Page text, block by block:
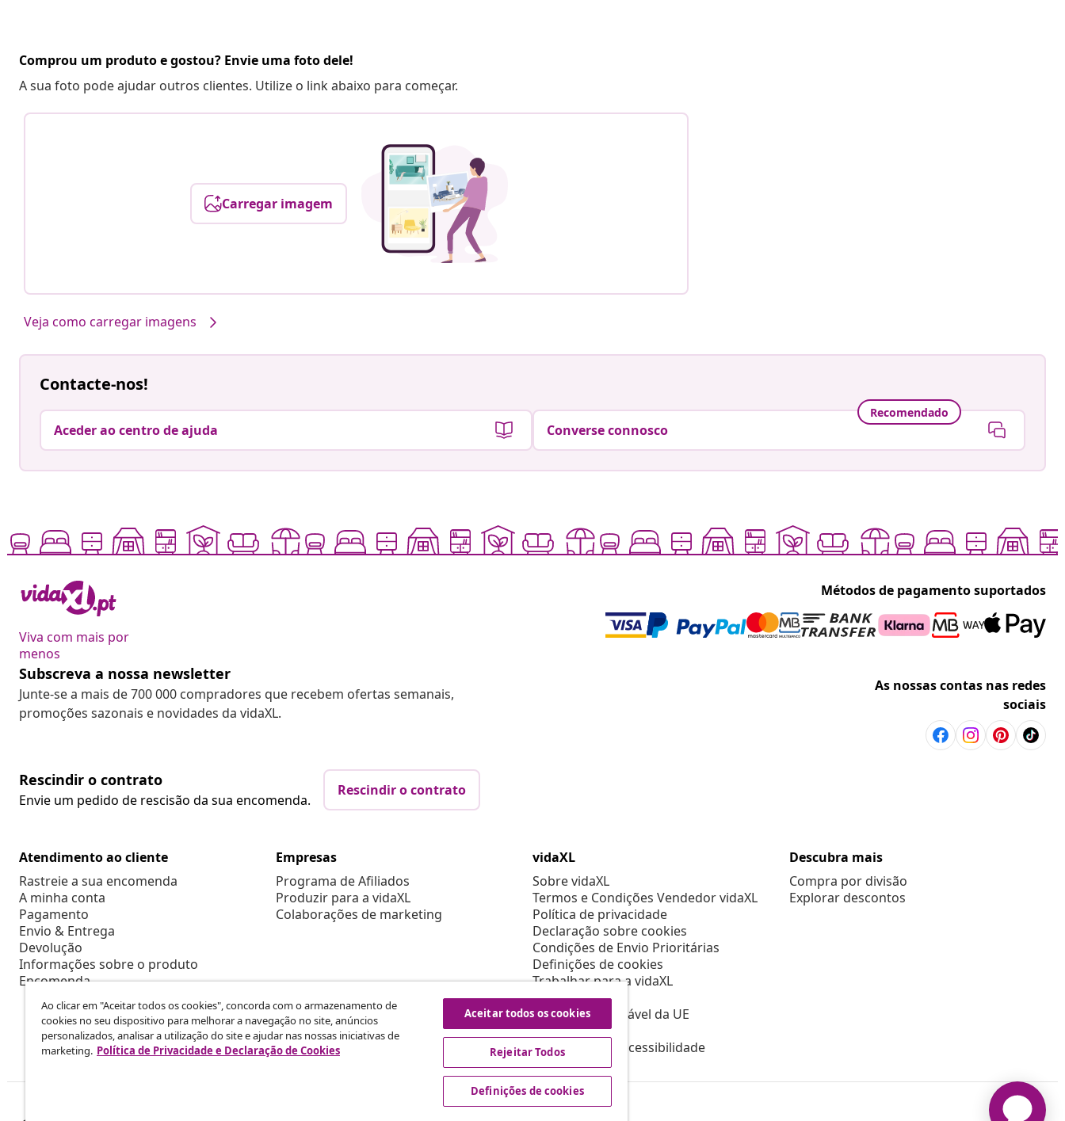
Comprou um produto e gostou? Envie uma foto dele!
A sua foto pode ajudar outros clientes. Utilize o link abaixo para começar.
Carregar imagem
Veja como carregar imagens
Contacte-nos!
Aceder ao centro de ajuda
Recomendado
Converse connosco
Viva com mais por
menos
Métodos de pagamento suportados
Subscreva a nossa newsletter
Junte-se a mais de 700 000 compradores que recebem ofertas semanais,
promoções sazonais e novidades da vidaXL.
As nossas contas nas redes
sociais
Rescindir o contrato
Envie um pedido de rescisão da sua encomenda.
Rescindir o contrato
Atendimento ao cliente
Rastreie a sua encomenda
A minha conta
Pagamento
Envio & Entrega
Devolução
Informações sobre o produto
Encomenda
Empresas
Programa de Afiliados
Produzir para a vidaXL
Colaborações de marketing
vidaXL
Sobre vidaXL
Termos e Condições Vendedor vidaXL
Política de privacidade
Declaração sobre cookies
Condições de Envio Prioritárias
Definições de cookies
Trabalhar para a vidaXL
Segurança
Pessoa responsável da UE
Política de EPR
Declaração de acessibilidade
Descubra mais
Compra por divisão
Explorar descontos
Ao clicar em "Aceitar todos os cookies", concorda com o armazenamento de
cookies no seu dispositivo para melhorar a navegação no site, anúncios
personalizados, analisar a utilização do site e ajudar nas nossas iniciativas de
marketing. Política de Privacidade e Declaração de Cookies
Aceitar todos os cookies
Rejeitar Todos
Definições de cookies